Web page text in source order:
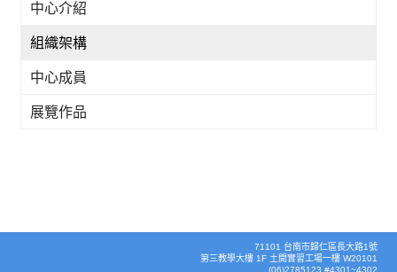
中心介紹
組織架構
中心成員
展覽作品
71101 台南市歸仁區長大路1號
第三教學大樓 1F 土開實習工場一樓 W20101